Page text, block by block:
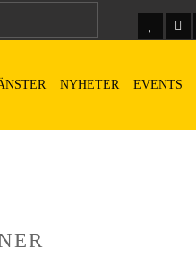
NYHETER EVENTS